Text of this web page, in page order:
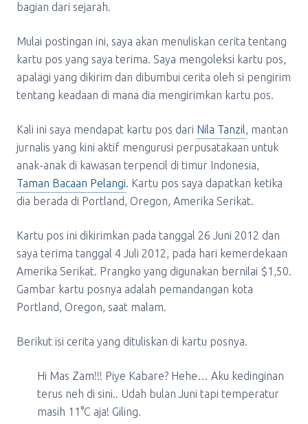
bagian dari sejarah.
Mulai postingan ini, saya akan menuliskan cerita tentang
kartu pos yang saya terima. Saya mengoleksi kartu pos,
apalagi yang dikirim dan dibumbui cerita oleh si pengirim
tentang keadaan di mana dia mengirimkan kartu pos.
Kali ini saya mendapat kartu pos dari Nila Tanzil, mantan
jurnalis yang kini aktif mengurusi perpusatakaan untuk
anak-anak di kawasan terpencil di timur Indonesia,
Taman Bacaan Pelangi. Kartu pos saya dapatkan ketika
dia berada di Portland, Oregon, Amerika Serikat.
Kartu pos ini dikirimkan pada tanggal 26 Juni 2012 dan
saya terima tanggal 4 Juli 2012, pada hari kemerdekaan
Amerika Serikat. Prangko yang digunakan bernilai $1,50.
Gambar kartu posnya adalah pemandangan kota
Portland, Oregon, saat malam.
Berikut isi cerita yang dituliskan di kartu posnya.
Hi Mas Zam!!! Piye Kabare? Hehe… Aku kedinginan
terus neh di sini.. Udah bulan Juni tapi temperatur
masih 11°C aja! Giling.